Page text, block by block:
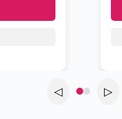
◁ ▷